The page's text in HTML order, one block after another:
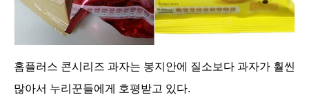
홈플러스 콘시리즈 과자는 봉지안에 질소보다 과자가 훨씬
많아서 누리꾼들에게 호평받고 있다.